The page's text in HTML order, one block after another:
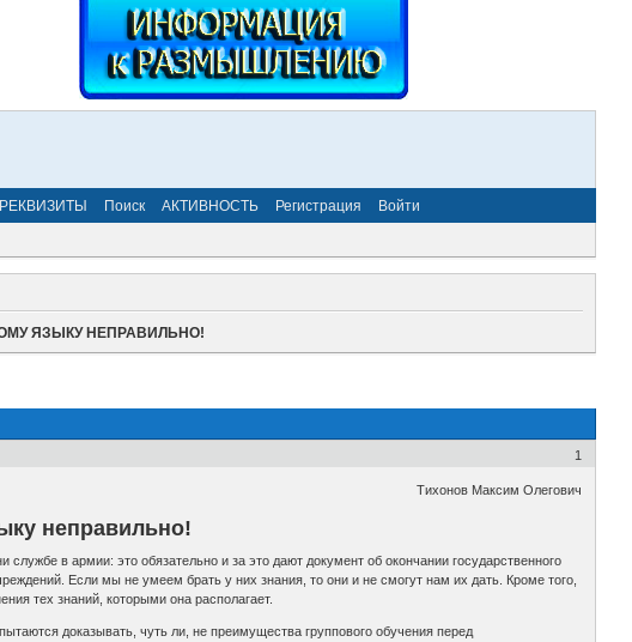
РЕКВИЗИТЫ Поиск АКТИВНОСТЬ Регистрация Войти
ЯЗЫКУ НЕПРАВИЛЬНО!
1
Тихонов Максим Олегович
неправильно!
в армии: это обязательно и за это дают документ об окончании государственного
Если мы не умеем брать у них знания, то они и не смогут нам их дать. Кроме того,
тех знаний, которыми она располагает.
доказывать, чуть ли, не преимущества группового обучения перед